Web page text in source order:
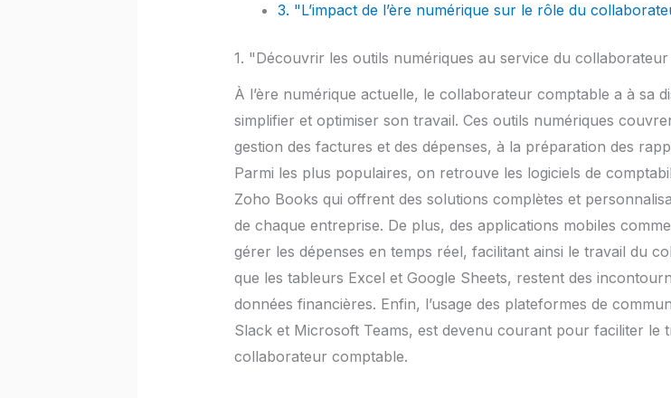
3. "L’impact de l’ère numérique sur le rôle du
1. "Découvrir les outils numériques au service du
À l’ère numérique actuelle, le collaborateur comptable a à sa
simplifier et optimiser son travail. Ces outils numériques
gestion des factures et des dépenses, à la préparation des
Parmi les plus populaires, on retrouve les logiciels de
Zoho Books qui offrent des solutions complètes et
de chaque entreprise. De plus, des applications mobiles
gérer les dépenses en temps réel, facilitant ainsi le travail du
que les tableurs Excel et Google Sheets, restent des
données financières. Enfin, l’usage des plateformes de
Slack et Microsoft Teams, est devenu courant pour faciliter le
collaborateur comptable.